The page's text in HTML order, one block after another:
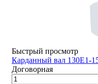
Быстрый просмотр
Карданный вал 130Е1-
Договорная